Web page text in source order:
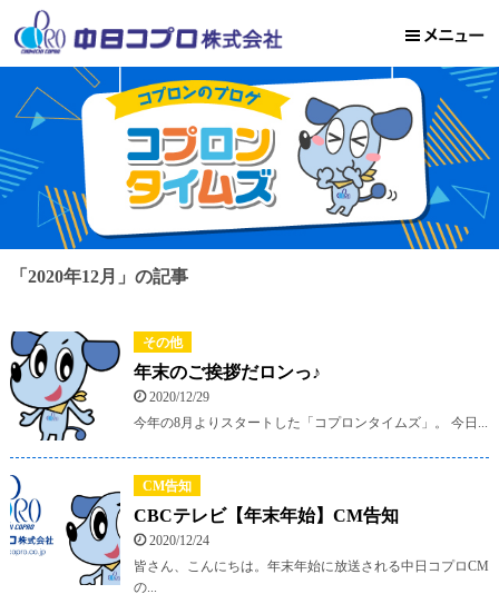
「2020年12月」の記事
その他
年末のご挨拶だロンっ♪
2020/12/29
今年の8月よりスタートした「コプロンタイムズ」。 今日...
CM告知
CBCテレビ【年末年始】CM告知
2020/12/24
皆さん、こんにちは。年末年始に放送される中日コプロCM
の...